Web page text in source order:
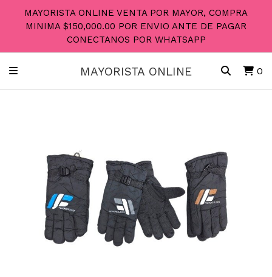
MAYORISTA ONLINE VENTA POR MAYOR, COMPRA
MINIMA $150,000.00 POR ENVIO ANTE DE PAGAR
CONECTANOS POR WHATSAPP
MAYORISTA ONLINE 0